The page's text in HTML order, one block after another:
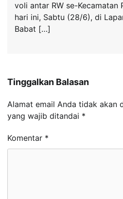
voli antar RW se-Kecamatan
hari ini, Sabtu (28/6), di
Babat […]
Tinggalkan Balasan
Alamat email Anda tidak akan
yang wajib ditandai *
Komentar *